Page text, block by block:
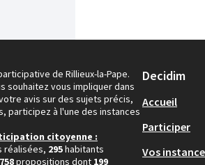
de Rillieux-la-Pape.
souhaitez vous impliquer dans
avis sur des sujets précis,
participez à l'une des instances
citoyenne :
réalisées, 295habitants
758propositions dont 199
Decidim
Accueil
Participer
Vos